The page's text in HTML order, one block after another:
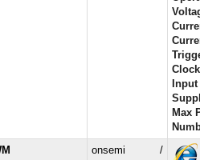
Max
onsemi /